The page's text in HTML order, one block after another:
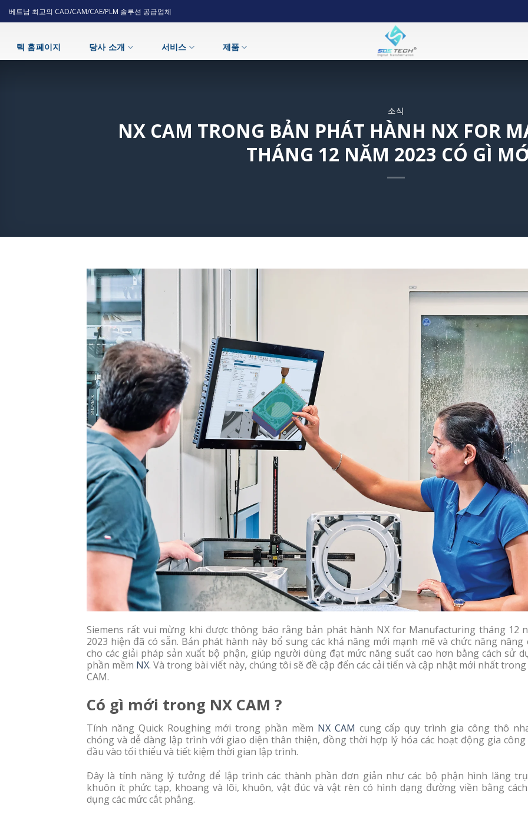
Skip
to
베트남 최고의 CAD/CAM/CAE/PLM 솔루션 공급업체
텍 홈페이지 당사 소개 서비스 제품
소식
NX CAM TRONG BẢN PHÁT HÀNH NX FOR
THÁNG 12 NĂM 2023 CÓ GÌ
Siemens rất vui mừng khi được thông báo rằng bản phát hành NX for Manufacturing tháng 12
2023 hiện đã có sẵn. Bản phát hành này bổ sung các khả năng mới mạnh mẽ và chức năng nâng
cho các giải pháp sản xuất bộ phận, giúp người dùng đạt mức năng suất cao hơn bằng cách sử
phần mềm NX. Và trong bài viết này, chúng tôi sẽ đề cập đến các cải tiến và cập nhật mới nhất trong
CAM.
Có gì mới trong NX CAM ?
Tính năng Quick Roughing mới trong phần mềm NX CAM cung cấp quy trình gia công thô
chóng và dễ dàng lập trình với giao diện thân thiện, đồng thời hợp lý hóa các hoạt động gia
đầu vào tối thiểu và tiết kiệm thời gian lập trình.
Đây là tính năng lý tưởng để lập trình các thành phần đơn giản như các bộ phận hình lăng
khuôn ít phức tạp, khoang và lõi, khuôn, vật đúc và vật rèn có hình dạng đường viền bằng
dụng các mức cắt phẳng.